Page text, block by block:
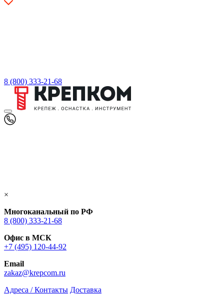
8 (800) 333-21-68
×
Многоканальный по РФ
8 (800) 333‑21-68
Офис в МСК
+7 (495) 120-44-92
Email
zakaz@krepcom.ru
Адреса / Контакты Доставка